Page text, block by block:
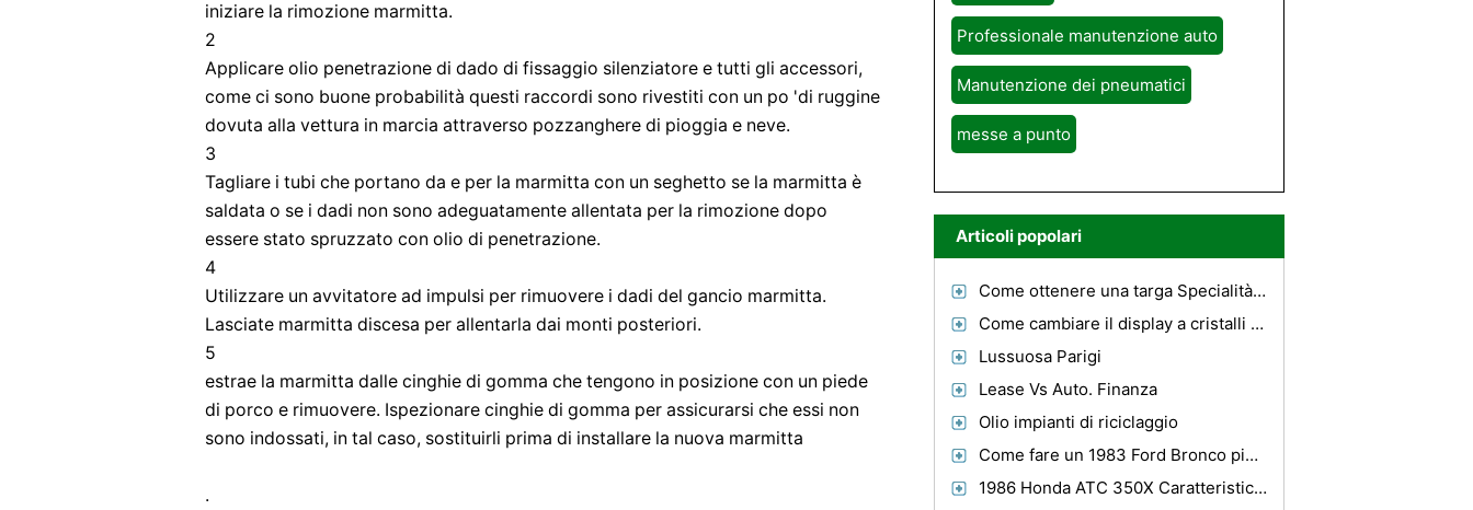
iniziare la rimozione marmitta.
2
Applicare olio penetrazione di dado di fissaggio silenziatore e tutti gli accessori,
come ci sono buone probabilità questi raccordi sono rivestiti con un po 'di ruggine
dovuta alla vettura in marcia attraverso pozzanghere di pioggia e neve.
3
Tagliare i tubi che portano da e per la marmitta con un seghetto se la marmitta è
saldata o se i dadi non sono adeguatamente allentata per la rimozione dopo
essere stato spruzzato con olio di penetrazione.
4
Utilizzare un avvitatore ad impulsi per rimuovere i dadi del gancio marmitta.
Lasciate marmitta discesa per allentarla dai monti posteriori.
5
estrae la marmitta dalle cinghie di gomma che tengono in posizione con un piede
di porco e rimuovere. Ispezionare cinghie di gomma per assicurarsi che essi non
sono indossati, in tal caso, sostituirli prima di installare la nuova marmitta
.
Professionale manutenzione auto
Manutenzione dei pneumatici
messe a punto
Articoli popolari
Come ottenere una targa Specialità in Mississippi
Come cambiare il display a cristalli liquidi su una Mazda
Lussuosa Parigi
Lease Vs Auto. Finanza
Olio impianti di riciclaggio
Come fare un 1983 Ford Bronco più consumo di carburante
1986 Honda ATC 350X Caratteristiche